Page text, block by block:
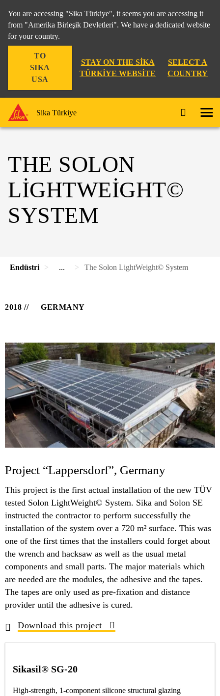
You are accessing "Sika Türkiye", it seems you are accessing it
from "Amerika Birleşik Devletleri". We have a dedicated website
for your country.
TO
SIKA
USA
STAY ON THE SIKA
TÜRKIYE WEBSITE
SELECT A
COUNTRY
Sika Türkiye
THE SOLON
LIGHTWEIGHT©
SYSTEM
Endüstri ... The Solon LightWeight© System
2018 GERMANY
Project “Lappersdorf”, Germany
This project is the first actual installation of the new TÜV
tested Solon LightWeight© System. Sika and Solon SE
instructed the contractor to perform successfully the
installation of the system over a 720 m² surface. This was
one of the first times that the installers could forget about
the wrench and hacksaw as well as the usual metal
components and small parts. The major materials which
are needed are the modules, the adhesive and the tapes.
The tapes are only used as pre-fixation and distance
provider until the adhesive is cured.
Download this project
Sikasil® SG-20
High-strength, 1-component silicone structural glazing